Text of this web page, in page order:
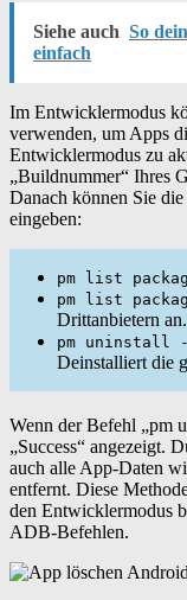
Siehe auch So
einfach
Im Entwicklermodus
verwenden, um Apps
Entwicklermodus zu
„Buildnummer“ Ihres
Danach können Sie
eingeben:
pm list
pm list
Drittanbietern an.
pm uninstall -
Deinstalliert die
Wenn der Befehl „pm
„Success“ angezeigt.
auch alle App-Daten
entfernt. Diese
den Entwicklermodus
ADB-Befehlen.